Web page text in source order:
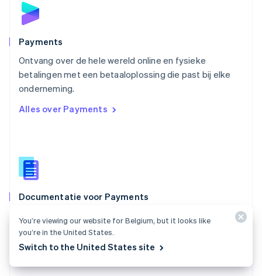
Payments
Ontvang over de hele wereld online en fysieke
betalingen met een betaaloplossing die past bij elke
onderneming.
Alles over Payments
Documentatie voor Payments
Vind een whitepaper over de integratie van de betaal-
API's van Stripe.
Bekijk de documentatie
Polen
English
Português
English
Singapore
English简体中文
EnglishItaliano
Español
Thailand
Tsjechië
Vasteland van China
简体中文English
Verenigd Koninkrijk
Verenigde Arabische Emiraten
You’re viewing our website for Belgium, but it looks like
you’re in the United States.
Switch to the United States site